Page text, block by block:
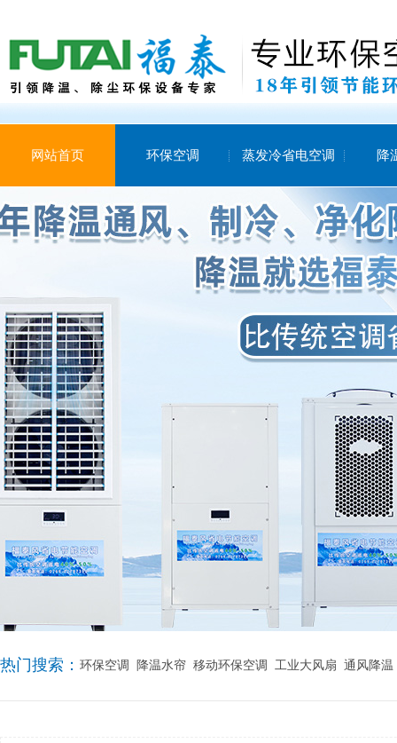
网站首页 环保空调 蒸发冷省电空调 降
热门搜索： 环保空调 降温水帘 移动环保空调 工业大风扇 通风降温